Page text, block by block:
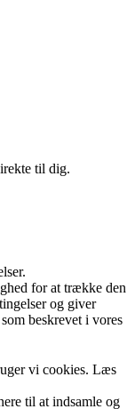
til dig.
for at trække den
og giver
beskrevet i vores
vi cookies. Læs
til at indsamle og